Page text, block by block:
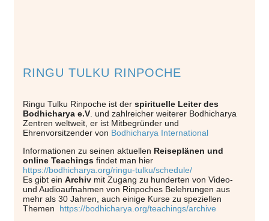
RINGU TULKU RINPOCHE
Ringu Tulku Rinpoche ist der spirituelle Leiter des
Bodhicharya e.V . und zahlreicher weiterer Bodhicharya
Zentren weltweit, er ist Mitbegründer und
Ehrenvorsitzender von Bodhicharya International
Informationen zu seinen aktuellen Reiseplänen und
online Teachings findet man hier
https://bodhicharya.org/ringu-tulku/schedule/
Es gibt ein Archiv mit Zugang zu hunderten von Video-
und Audioaufnahmen von Rinpoches Belehrungen aus
mehr als 30 Jahren, auch einige Kurse zu speziellen
Themen https://bodhicharya.org/teachings/archive